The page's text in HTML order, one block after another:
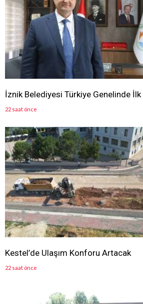
İznik Belediyesi Türkiye Genelinde İlk
22 saat önce
Kestel’de Ulaşım Konforu Artacak
22 saat önce